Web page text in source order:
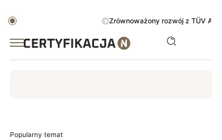
Zrównoważony rozwój z TÜV
Popularny temat